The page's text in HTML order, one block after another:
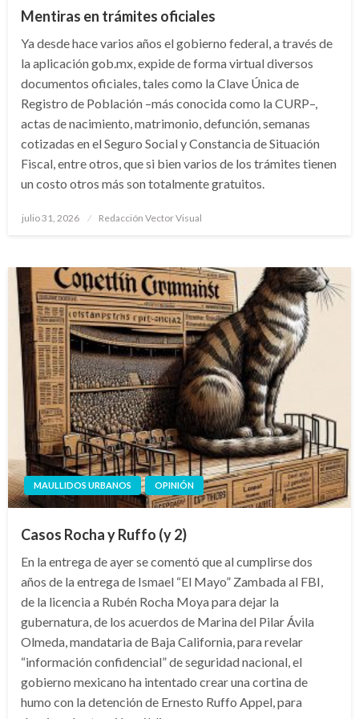
Mentiras en trámites oficiales
Ya desde hace varios años el gobierno federal, a través de
la aplicación gob.mx, expide de forma virtual diversos
documentos oficiales, tales como la Clave Única de
Registro de Población –más conocida como la CURP–,
actas de nacimiento, matrimonio, defunción, semanas
cotizadas en el Seguro Social y Constancia de Situación
Fiscal, entre otros, que si bien varios de los trámites tienen
un costo otros más son totalmente gratuitos.
Publicado
julio 31, 2026 Redacción Vector Visual
MAULLIDOS URBANOS OPINIÓN
Casos Rocha y Ruffo (y 2)
En la entrega de ayer se comentó que al cumplirse dos
años de la entrega de Ismael “El Mayo” Zambada al FBI,
de la licencia a Rubén Rocha Moya para dejar la
gubernatura, de los acuerdos de Marina del Pilar Ávila
Olmeda, mandataria de Baja California, para revelar
“información confidencial” de seguridad nacional, el
gobierno mexicano ha intentado crear una cortina de
humo con la detención de Ernesto Ruffo Appel, para